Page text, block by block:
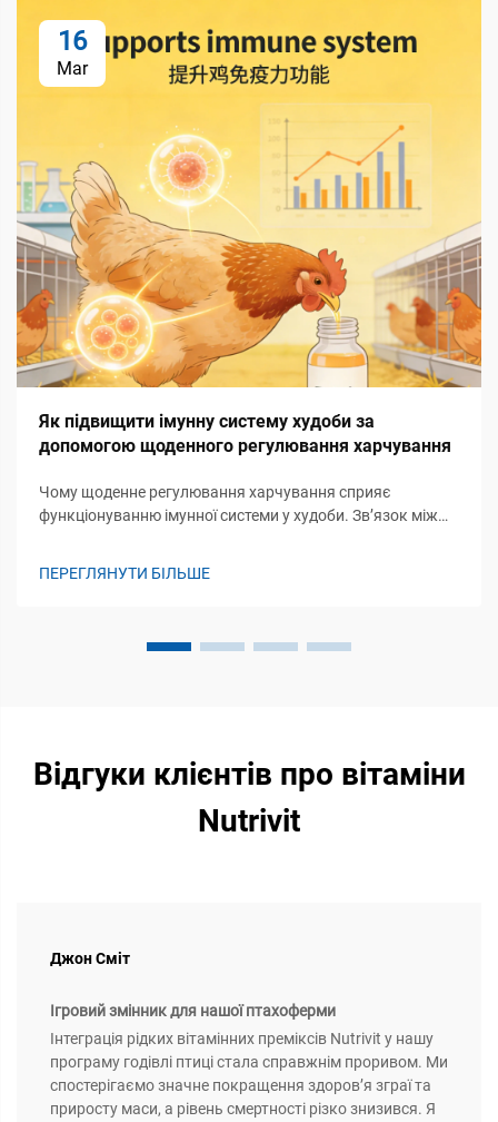
16
Mar
Як підвищити імунну систему худоби за
допомогою щоденного регулювання харчування
Чому щоденне регулювання харчування сприяє
функціонуванню імунної системи у худоби. Зв’язок між
ПЕРЕГЛЯНУТИ БІЛЬШЕ
Відгуки клієнтів про вітаміни
Nutrivit
Джон Сміт
Ігровий змінник для нашої птахоферми
Інтеграція рідких вітамінних преміксів Nutrivit у нашу
програму годівлі птиці стала справжнім проривом. Ми
спостерігаємо значне покращення здоров’я зграї та
приросту маси, а рівень смертності різко знизився. Я